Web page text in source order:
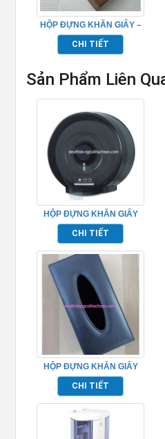
HỘP ĐỰNG KHĂN GIẤY –
TP105
CHI TIẾT
Sản Phẩm Liên
HỘP ĐỰNG KHĂN GIẤY
TP695154
CHI TIẾT
HỘP ĐỰNG KHĂN GIẤY
CAO CẤP
CHI TIẾT